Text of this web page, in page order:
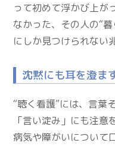
って初めて浮かび上が
なかった、その人の“
にしか見つけられない
沈黙にも耳を澄ま
“聴く看護”には、言葉
「言い淀み」にも注意
病気や障がいについて